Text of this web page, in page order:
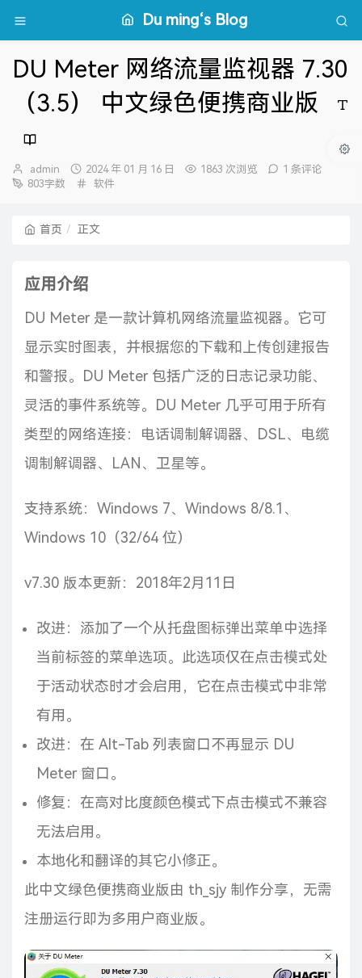
Du ming‘s Blog
DU Meter 网络流量监视器 7.30
（3.5） 中文绿色便携商业版
博
主：
admin
发
布
2024 年 01 月 16 日 1863 次浏览
1 条评论
803字数
分
软件
首页 正文
应用介绍
DU Meter 是一款计算机网络流量监视器。它可
显示实时图表，并根据您的下载和上传创建报告
和警报。DU Meter 包括广泛的日志记录功能、
灵活的事件系统等。DU Meter 几乎可用于所有
类型的网络连接：电话调制解调器、DSL、电缆
调制解调器、LAN、卫星等。
支持系统：Windows 7、Windows 8/8.1、
Windows 10（32/64 位）
v7.30 版本更新：2018年2月11日
改进：添加了一个从托盘图标弹出菜单中选择
当前标签的菜单选项。此选项仅在点击模式处
于活动状态时才会启用，它在点击模式中非常
有用。
改进：在 Alt-Tab 列表窗口不再显示 DU
Meter 窗口。
修复：在高对比度颜色模式下点击模式不兼容
无法启用。
本地化和翻译的其它小修正。
此中文绿色便携商业版由 th_sjy 制作分享，无需
注册运行即为多用户商业版。